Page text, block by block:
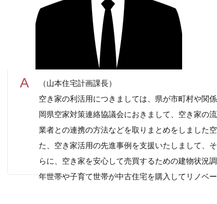
（山本住宅計画課長）
空き家の利活用につきましては、県が市町村や関
岡県空家対策連絡協議会におきまして、空き家の
業者との連携の方法などを取りまとめをしました
た、空き家活用の先進事例を支援いたしまして、
らに、空き家を安心して売買するための建物状況
年世帯や子育て世帯が中古住宅を購入してリノベ